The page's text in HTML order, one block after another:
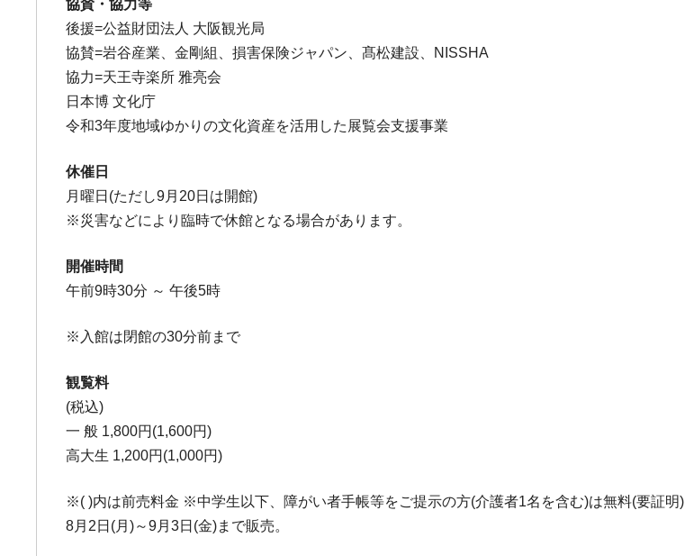
協賛・協力等
後援=公益財団法人 大阪観光局
協賛=岩谷産業、金剛組、損害保険ジャパン、髙松建設、NISSHA
協力=天王寺楽所 雅亮会
日本博 文化庁
令和3年度地域ゆかりの文化資産を活用した展覧会支援事業
休催日
月曜日(ただし9月20日は開館)
※災害などにより臨時で休館となる場合があります。
開催時間
午前9時30分 ～ 午後5時
※入館は閉館の30分前まで
観覧料
(税込)
一 般 1,800円(1,600円)
高大生 1,200円(1,000円)
※( )内は前売料金 ※中学生以下、障がい者手帳等をご提示の方(介護者1名を含む)は無料(要証
8月2日(月)～9月3日(金)まで販売。